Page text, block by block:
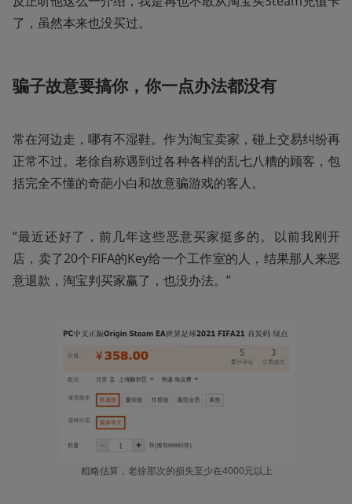
了，虽然本来也没买过。
骗子故意要搞你，你一点办法都没有
常在河边走，哪有不湿鞋。作为淘宝卖家，碰上交易纠纷再
正常不过。老徐自称遇到过各种各样的乱七八糟的顾客，包
括完全不懂的奇葩小白和故意骗游戏的客人。
“最近还好了，前几年这些恶意买家挺多的。以前我刚开
店，卖了20个FIFA的Key给一个工作室的人，结果那人来恶
意退款，淘宝判买家赢了，也没办法。”
粗略估算，老徐那次的损失至少在4000元以上